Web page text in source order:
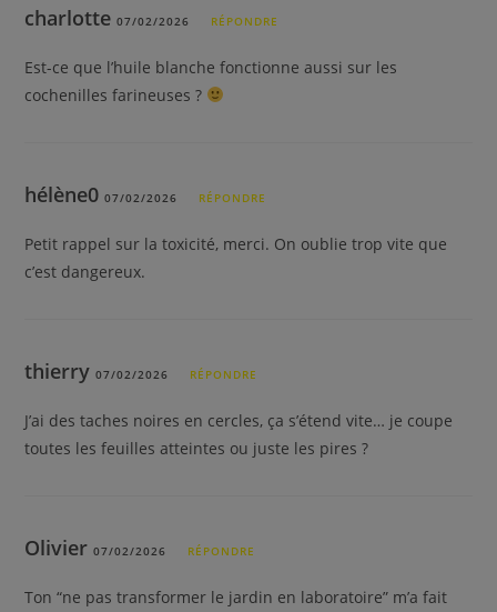
charlotte07/02/2026 RÉPONDRE
Est-ce que l’huile blanche fonctionne aussi sur les
cochenilles farineuses ?
hélène007/02/2026 RÉPONDRE
Petit rappel sur la toxicité, merci. On oublie trop vite que
c’est dangereux.
thierry07/02/2026 RÉPONDRE
J’ai des taches noires en cercles, ça s’étend vite… je coupe
toutes les feuilles atteintes ou juste les pires ?
Olivier07/02/2026 RÉPONDRE
Ton “ne pas transformer le jardin en laboratoire” m’a fait